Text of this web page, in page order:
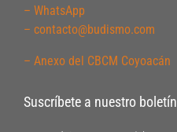
– WhatsApp
– contacto@budismo.com
– Anexo del CBCM Coyoacán
Suscríbete a nuestro boletín